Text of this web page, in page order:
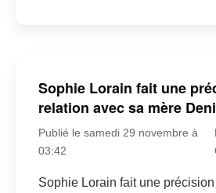
Sophie Lorain fait une
relation avec sa mère
Publié le samedi 29 novembre à
03:42
Sophie Lorain fait une